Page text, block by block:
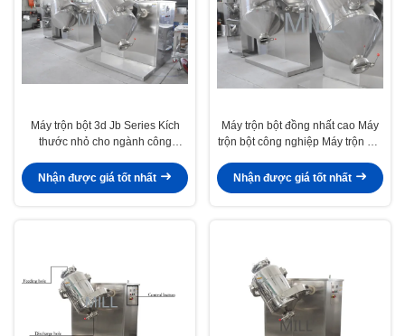
Máy trộn bột 3d Jb Series Kích
thước nhỏ cho ngành công
Nhận được giá tốt nhất
Máy trộn bột đồng nhất cao Máy
trộn bột công nghiệp Máy trộn bột
Nhận được giá tốt nhất